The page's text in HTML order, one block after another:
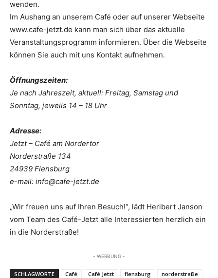
wenden.
Im Aushang an unserem Café oder auf unserer Webseite
www.cafe-jetzt.de kann man sich über das aktuelle
Veranstaltungsprogramm informieren. Über die Webseite
können Sie auch mit uns Kontakt aufnehmen.
Öffnungszeiten:
Je nach Jahreszeit, aktuell: Freitag, Samstag und
Sonntag, jeweils 14 – 18 Uhr
Adresse:
Jetzt – Café am Nordertor
Norderstraße 134
24939 Flensburg
e-mail: info@cafe-jetzt.de
„Wir freuen uns auf Ihren Besuch!“, lädt Heribert Janson
vom Team des Café-Jetzt alle Interessierten herzlich ein
in die Norderstraße!
- WERBUNG -
SCHLAGWORTE Café Café Jetzt flensburg
norderstraße